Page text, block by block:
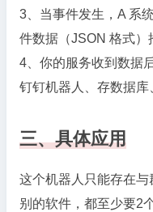
3、当事件发生，A 系
件数据（JSON 格式）
4、你的服务收到数据
钉钉机器人、存数据库
三、具体应用
这个机器人只能存在
别的软件，都至少要2